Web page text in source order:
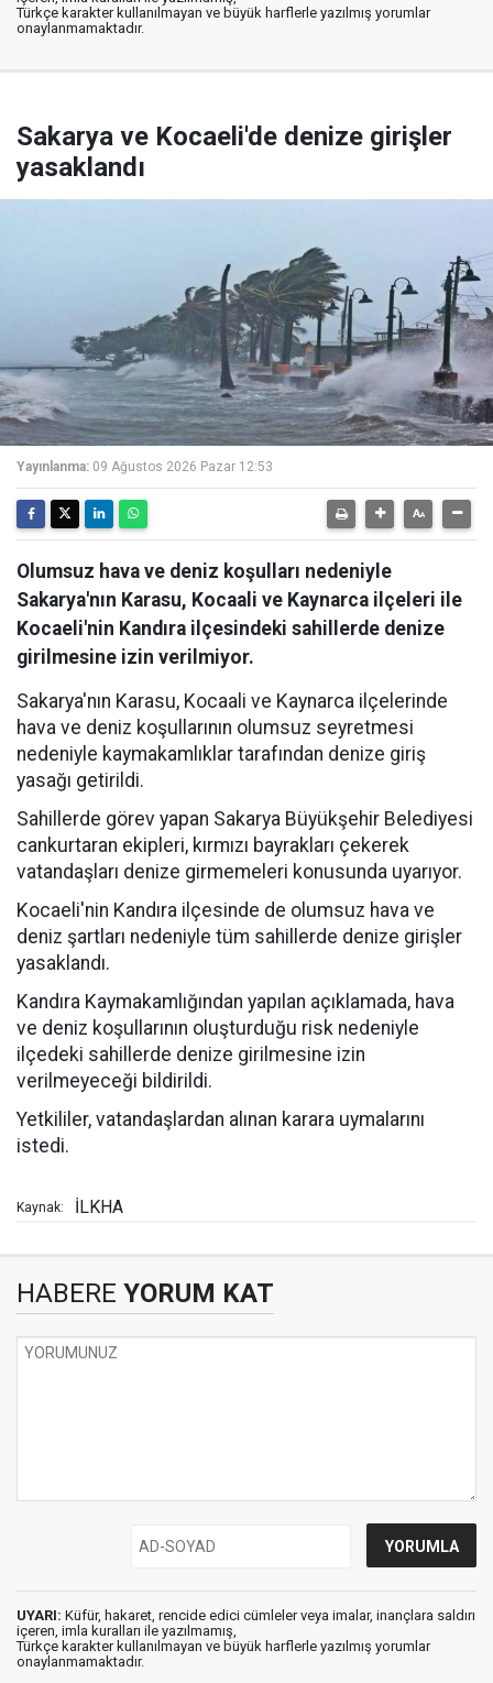
Türkçe karakter kullanılmayan ve büyük harflerle yazılmış yorumlar
onaylanmamaktadır.
Sakarya ve Kocaeli'de denize girişler
yasaklandı
Yayınlanma: 09 Ağustos 2026 Pazar 12:53
Olumsuz hava ve deniz koşulları nedeniyle
Sakarya'nın Karasu, Kocaali ve Kaynarca ilçeleri ile
Kocaeli'nin Kandıra ilçesindeki sahillerde denize
girilmesine izin verilmiyor.
Sakarya'nın Karasu, Kocaali ve Kaynarca ilçelerinde
hava ve deniz koşullarının olumsuz seyretmesi
nedeniyle kaymakamlıklar tarafından denize giriş
yasağı getirildi.
Sahillerde görev yapan Sakarya Büyükşehir Belediyesi
cankurtaran ekipleri, kırmızı bayrakları çekerek
vatandaşları denize girmemeleri konusunda uyarıyor.
Kocaeli'nin Kandıra ilçesinde de olumsuz hava ve
deniz şartları nedeniyle tüm sahillerde denize girişler
yasaklandı.
Kandıra Kaymakamlığından yapılan açıklamada, hava
ve deniz koşullarının oluşturduğu risk nedeniyle
ilçedeki sahillerde denize girilmesine izin
verilmeyeceği bildirildi.
Yetkililer, vatandaşlardan alınan karara uymalarını
istedi.
Kaynak: İLKHA
HABERE YORUM KAT
UYARI: Küfür, hakaret, rencide edici cümleler veya imalar, inançlara saldırı
içeren, imla kuralları ile yazılmamış,
Türkçe karakter kullanılmayan ve büyük harflerle yazılmış yorumlar
onaylanmamaktadır.